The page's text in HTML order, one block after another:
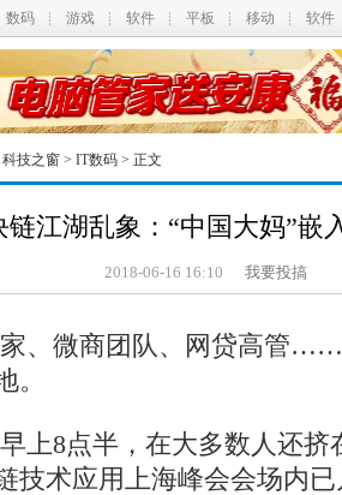
数码 游戏 软件 平板 移动 软件
科技之窗 > IT数码 > 正文
链江湖乱象：“中国大妈”嵌
2018-06-16 16:10我要投搞
微商团队、网贷高管……
。
8点半，在大多数人还挤
技术应用上海峰会会场内